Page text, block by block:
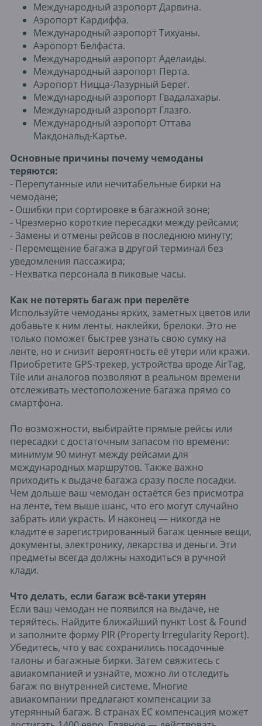
Международный аэропорт Дарвина.
Аэропорт Кардиффа.
Международный аэропорт Тихуаны.
Аэропорт Белфаста.
Международный аэропорт Аделаиды.
Международный аэропорт Перта.
Аэропорт Ницца-Лазурный Берег.
Международный аэропорт Гвадалахары.
Международный аэропорт Глазго.
Международный аэропорт Оттава
Макдональд-Картье.
Основные причины почему чемоданы
теряются:
- Перепутанные или нечитабельные бирки на
чемодане;
- Ошибки при сортировке в багажной зоне;
- Чрезмерно короткие пересадки между рейсами;
- Замены и отмены рейсов в последнюю минуту;
- Перемещение багажа в другой терминал без
уведомления пассажира;
- Нехватка персонала в пиковые часы.
Как не потерять багаж при перелёте
Используйте чемоданы ярких, заметных цветов или
добавьте к ним ленты, наклейки, брелоки. Это не
только поможет быстрее узнать свою сумку на
ленте, но и снизит вероятность её утери или кражи.
Приобретите GPS-трекер, устройства вроде AirTag,
Tile или аналогов позволяют в реальном времени
отслеживать местоположение багажа прямо со
смартфона.
По возможности, выбирайте прямые рейсы или
пересадки с достаточным запасом по времени:
минимум 90 минут между рейсами для
международных маршрутов. Также важно
приходить к выдаче багажа сразу после посадки.
Чем дольше ваш чемодан остаётся без присмотра
на ленте, тем выше шанс, что его могут случайно
забрать или украсть. И наконец — никогда не
кладите в зарегистрированный багаж ценные вещи,
документы, электронику, лекарства и деньги. Эти
предметы всегда должны находиться в ручной
клади.
Что делать, если багаж всё-таки утерян
Если ваш чемодан не появился на выдаче, не
теряйтесь. Найдите ближайший пункт Lost & Found
и заполните форму PIR (Property Irregularity Report).
Убедитесь, что у вас сохранились посадочные
талоны и багажные бирки. Затем свяжитесь с
авиакомпанией и узнайте, можно ли отследить
багаж по внутренней системе. Многие
авиакомпании предлагают компенсации за
утерянный багаж. В странах ЕС компенсация может